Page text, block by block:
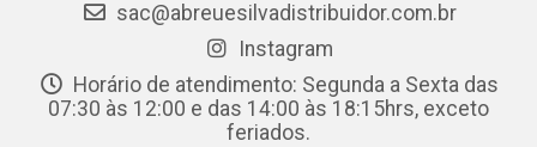
sac@abreuesilvadistribuidor.com.br
Instagram
Horário de atendimento: Segunda a Sexta das
07:30 às 12:00 e das 14:00 às 18:15hrs, exceto
feriados.